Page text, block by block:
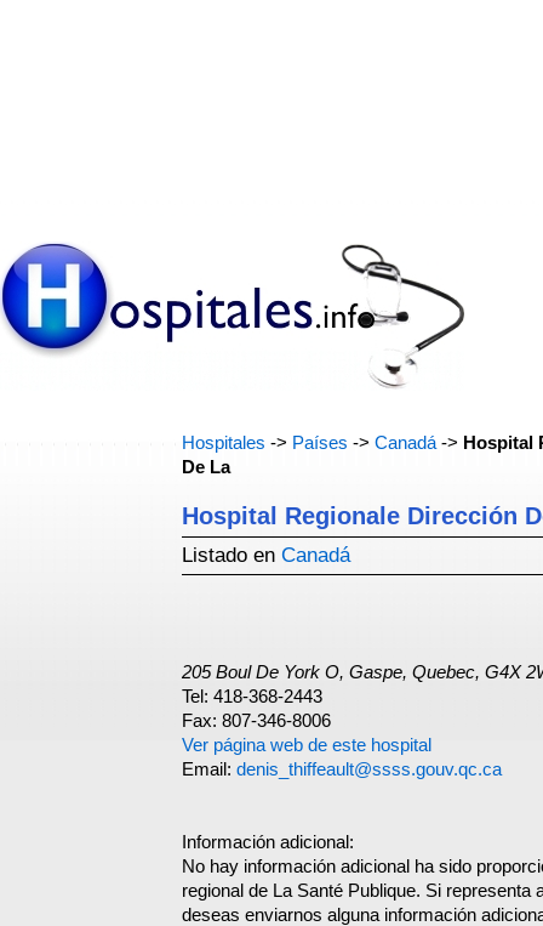
Hospitales -> Países -> Canadá -> Hospital
De La
Hospital Regionale Dirección
Listado en Canadá
205 Boul De York O, Gaspe, Quebec, G4X
Tel: 418-368-2443
Fax: 807-346-8006
Ver página web de este hospital
Email: denis_thiffeault@ssss.gouv.qc.ca
Información adicional:
No hay información adicional ha sido
regional de La Santé Publique. Si representa
deseas enviarnos alguna información